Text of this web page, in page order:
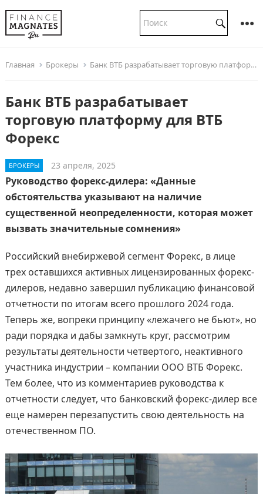
Главная Брокеры Банк ВТБ разрабатывает торговую платформу для ВТБ Форекс
Банк ВТБ разрабатывает
торговую платформу для ВТБ
Форекс
БРОКЕРЫ 23 апреля, 2025
Руководство форекс-дилера: «Данные
обстоятельства указывают на наличие
существенной неопределенности, которая может
вызвать значительные сомнения»
Российский внебиржевой сегмент Форекс, в лице
трех оставшихся активных лицензированных форекс-
дилеров, недавно завершил публикацию финансовой
отчетности по итогам всего прошлого 2024 года.
Теперь же, вопреки принципу «лежачего не бьют», но
ради порядка и дабы замкнуть круг, рассмотрим
результаты деятельности четвертого, неактивного
участника индустрии – компании ООО ВТБ Форекс.
Тем более, что из комментариев руководства к
отчетности следует, что банковский форекс-дилер все
еще намерен перезапустить свою деятельность на
отечественном ПО.